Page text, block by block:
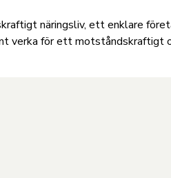
näringsliv, ett enklare
verka för ett motståndskraftigt